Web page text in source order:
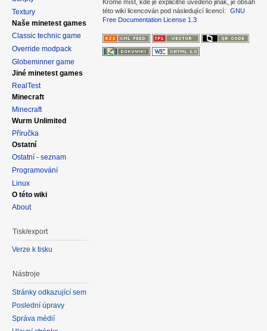
Textury
Naše minetest games
Classic technic game
Override modpack
Globeminner game
Jiné minetest games
RealTest
Minecraft
Minecraft
Wurm Unlimited
Příručka
Ostatní
Ostatní - seznam
Programování
Linux
O této wiki
About
Tisk/export
Verze k tisku
Nástroje
Stránky odkazující sem
Poslední úpravy
Správa médií
Kromě míst, kde je explicitně uvedeno jinak, je obsah
této wiki licencován pod následující licencí:
GNU
Free Documentation License 1.3